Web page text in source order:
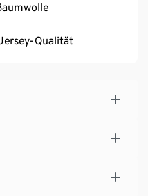
Qualität